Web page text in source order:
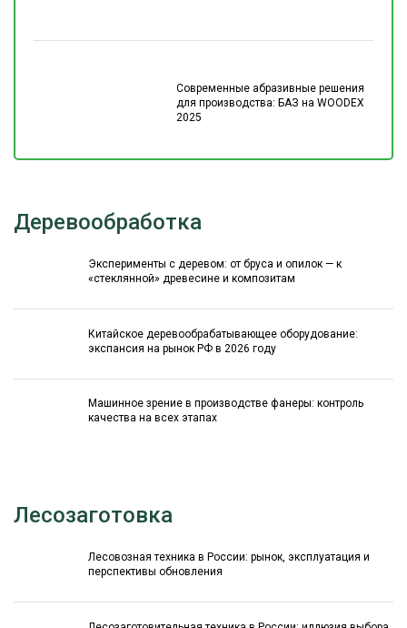
Современные абразивные решения
для производства: БАЗ на WOODEX
2025
Деревообработка
Эксперименты с деревом: от бруса и опилок — к
«стеклянной» древесине и композитам
Китайское деревообрабатывающее оборудование:
экспансия на рынок РФ в 2026 году
Машинное зрение в производстве фанеры: контроль
качества на всех этапах
Лесозаготовка
Лесовозная техника в России: рынок, эксплуатация и
перспективы обновления